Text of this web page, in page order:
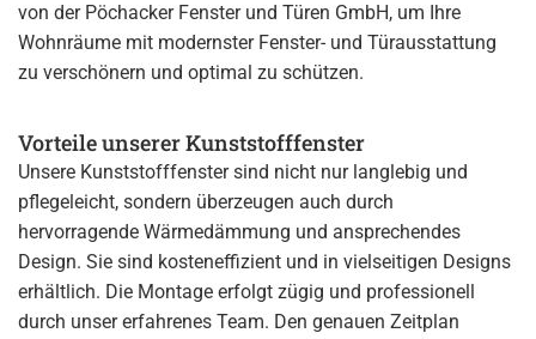
von der Pöchacker Fenster und Türen GmbH, um Ihre
Wohnräume mit modernster Fenster- und Türausstattung
zu verschönern und optimal zu schützen.
Vorteile unserer Kunststofffenster
Unsere Kunststofffenster sind nicht nur langlebig und
pflegeleicht, sondern überzeugen auch durch
hervorragende Wärmedämmung und ansprechendes
Design. Sie sind kosteneffizient und in vielseitigen Designs
erhältlich. Die Montage erfolgt zügig und professionell
durch unser erfahrenes Team. Den genauen Zeitplan